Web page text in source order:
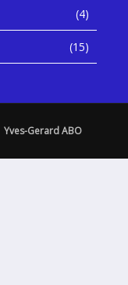
(4)
(15)
Yves-Gerard ABO